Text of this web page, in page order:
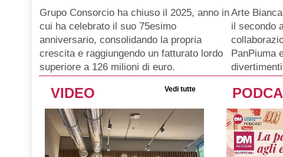
Grupo Consorcio ha chiuso il 2025, anno in
cui ha celebrato il suo 75esimo
anniversario, consolidando la propria
crescita e raggiungendo un fatturato lordo
superiore a 126 milioni di euro.
Arte
il secondo
PanPiuma
VIDEO Vedi tutte